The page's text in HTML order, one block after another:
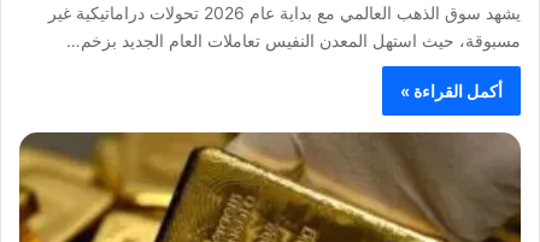
يشهد سوق الذهب العالمي مع بداية عام 2026 تحولات دراماتيكية غير
مسبوقة، حيث استهل المعدن النفيس تعاملات العام الجديد بزخم…
أكمل القراءة »